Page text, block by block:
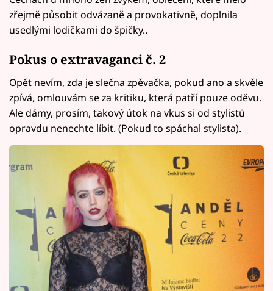
zřejmě působit odvázaně a provokativně, doplnila
usedlými lodičkami do špičky..
Pokus o extravaganci č. 2
Opět nevím, zda je slečna zpěvačka, pokud ano a skvěle
zpívá, omlouvám se za kritiku, která patří pouze oděvu.
Ale dámy, prosím, takový útok na vkus si od stylistů
opravdu nenechte líbit. (Pokud to spáchal stylista).